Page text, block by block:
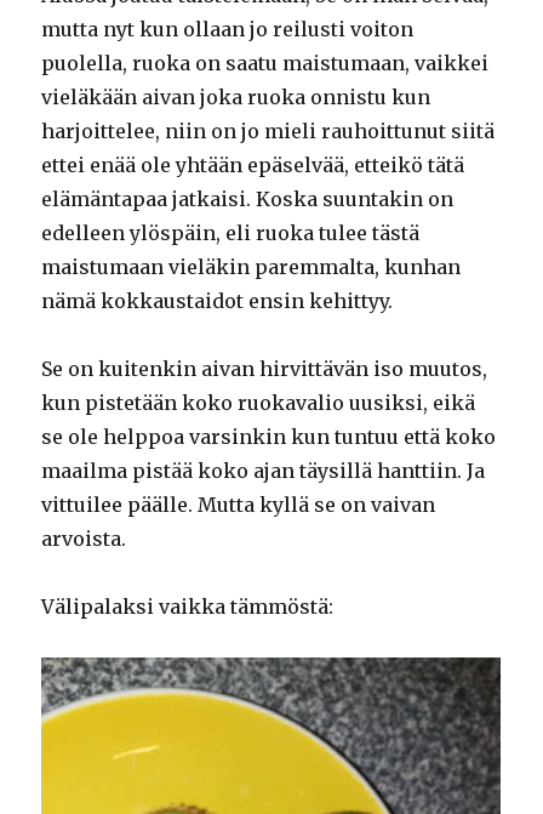
mutta nyt kun ollaan jo reilusti voiton
puolella, ruoka on saatu maistumaan, vaikkei
vieläkään aivan joka ruoka onnistu kun
harjoittelee, niin on jo mieli rauhoittunut siitä
ettei enää ole yhtään epäselvää, etteikö tätä
elämäntapaa jatkaisi. Koska suuntakin on
edelleen ylöspäin, eli ruoka tulee tästä
maistumaan vieläkin paremmalta, kunhan
nämä kokkaustaidot ensin kehittyy.
Se on kuitenkin aivan hirvittävän iso muutos,
kun pistetään koko ruokavalio uusiksi, eikä
se ole helppoa varsinkin kun tuntuu että koko
maailma pistää koko ajan täysillä hanttiin. Ja
vittuilee päälle. Mutta kyllä se on vaivan
arvoista.
Välipalaksi vaikka tämmöstä: